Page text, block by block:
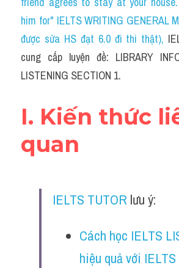
Cam
Series luyện nghe Tiếng Anh cùng
Health and Medicine
Technology
Advice
Listening
him for" IELTS WRITING GENERAL
được sửa HS đạt 6.0 đi thi thật),
cung cấp luyện đề: LIBRARY
LISTENING SECTION 1.
I. Kiến thức
quan
IELTS TUTOR lưu ý:
Cách học IELTS
hiệu quả với